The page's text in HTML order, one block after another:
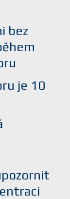
bez
je 10